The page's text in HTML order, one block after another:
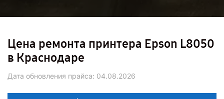
Цена ремонта принтера Epson L8050
в Краснодаре
Дата обновления прайса: 04.08.2026